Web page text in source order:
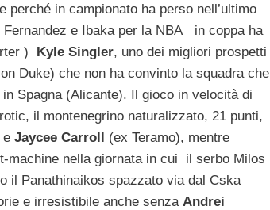
perché in campionato ha perso nell’ultimo
e Ibaka per la NBA in coppa ha
)
Kyle Singler, uno dei migliori prospetti
Duke) che non ha convinto la squadra che
Spagna (Alicante). Il gioco in velocità di
il montenegrino naturalizzato, 21 punti,
e Jaycee Carroll (ex Teramo), mentre
machine nella giornata in cui il serbo Milos
il Panathinaikos spazzato via dal Cska
e irresistibile anche senza Andrei